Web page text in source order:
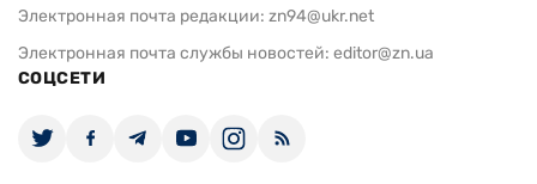
Электронная почта редакции: zn94@ukr.net
Электронная почта службы новостей: editor@zn.ua
СОЦСЕТИ